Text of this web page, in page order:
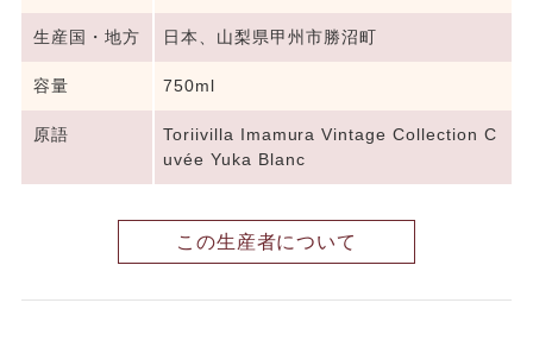
生産国・地方 日本、山梨県甲州市勝沼町
容量 750ml
原語
Toriivilla Imamura Vintage Collection C
uvée Yuka Blanc
この生産者について